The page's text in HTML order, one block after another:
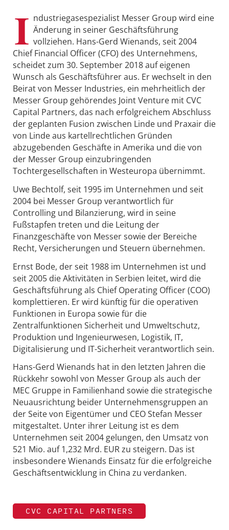
I ndustriegasespezialist Messer Group wird eine
Änderung in seiner Geschäftsführung
vollziehen. Hans-Gerd Wienands, seit 2004
Chief Financial Officer (CFO) des Unternehmens,
scheidet zum 30. September 2018 auf eigenen
Wunsch als Geschäftsführer aus. Er wechselt in den
Beirat von Messer Industries, ein mehrheitlich der
Messer Group gehörendes Joint Venture mit CVC
Capital Partners, das nach erfolgreichem Abschluss
der geplanten Fusion zwischen Linde und Praxair die
von Linde aus kartellrechtlichen Gründen
abzugebenden Geschäfte in Amerika und die von
der Messer Group einzubringenden
Tochtergesellschaften in Westeuropa übernimmt.
Uwe Bechtolf, seit 1995 im Unternehmen und seit
2004 bei Messer Group verantwortlich für
Controlling und Bilanzierung, wird in seine
Fußstapfen treten und die Leitung der
Finanzgeschäfte von Messer sowie der Bereiche
Recht, Versicherungen und Steuern übernehmen.
Ernst Bode, der seit 1988 im Unternehmen ist und
seit 2005 die Aktivitäten in Serbien leitet, wird die
Geschäftsführung als Chief Operating Officer (COO)
komplettieren. Er wird künftig für die operativen
Funktionen in Europa sowie für die
Zentralfunktionen Sicherheit und Umweltschutz,
Produktion und Ingenieurwesen, Logistik, IT,
Digitalisierung und IT-Sicherheit verantwortlich sein.
Hans-Gerd Wienands hat in den letzten Jahren die
Rückkehr sowohl von Messer Group als auch der
MEC Gruppe in Familienhand sowie die strategische
Neuausrichtung beider Unternehmensgruppen an
der Seite von Eigentümer und CEO Stefan Messer
mitgestaltet. Unter ihrer Leitung ist es dem
Unternehmen seit 2004 gelungen, den Umsatz von
521 Mio. auf 1,232 Mrd. EUR zu steigern. Das ist
insbesondere Wienands Einsatz für die erfolgreiche
Geschäftsentwicklung in China zu verdanken.
CVC CAPITAL PARTNERS